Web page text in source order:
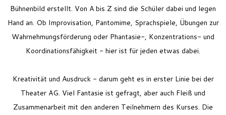
Bühnenbild erstellt. Von A bis Z sind die Schüler dabei und legen
Hand an. Ob Improvisation, Pantomime, Sprachspiele, Übungen zur
Wahrnehmungsförderung oder Phantasie-, Konzentrations- und
Koordinationsfähigkeit - hier ist für jeden etwas dabei.
Kreativität und Ausdruck - darum geht es in erster Linie bei der
Theater AG. Viel Fantasie ist gefragt, aber auch Fleiß und
Zusammenarbeit mit den anderen Teilnehmern des Kurses. Die